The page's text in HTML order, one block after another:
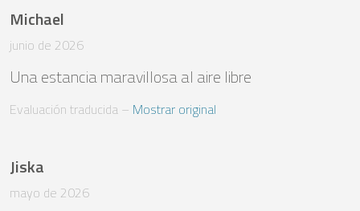
Michael
junio de 2026
Una estancia maravillosa al aire libre
Evaluación traducida – Mostrar original
Jiska
mayo de 2026